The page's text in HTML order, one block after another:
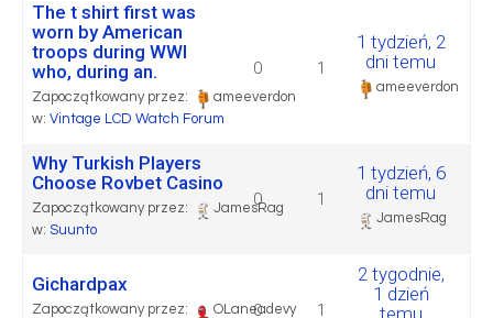
The t shirt first was
worn by American
troops during WWI
who, during an.
Zapoczątkowany przez:
ameeverdon
w: Vintage LCD Watch Forum
0 1
1 tydzień, 2
dni temu
ameeverdon
Why Turkish Players
Choose Rovbet Casino
Zapoczątkowany przez:
JamesRag
w: Suunto
0 1
1 tydzień, 6
dni temu
JamesRag
Gichardpax
Zapoczątkowany przez: OLaneadevy
0 1
2 tygodnie,
1 dzień